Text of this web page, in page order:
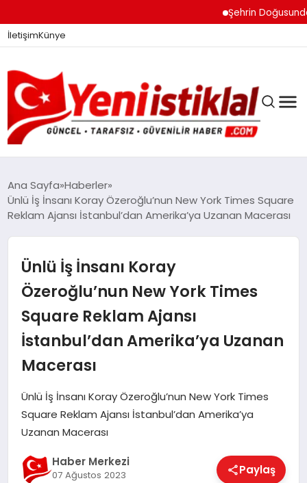
Şehrin Doğusundan
İletişimKünye
GÜNDEM
DÜNYA
EĞITIM
EKONOMI
MAGAZIN
SAĞLIK
Ana Sayfa Haberler
Ünlü İş İnsanı Koray Özeroğlu’nun New York Times Square
Reklam Ajansı İstanbul’dan Amerika’ya Uzanan Macerası
Ünlü İş İnsanı Koray
Özeroğlu’nun New York Times
Square Reklam Ajansı
İstanbul’dan Amerika’ya Uzanan
Macerası
Ünlü İş İnsanı Koray Özeroğlu’nun New York Times
Square Reklam Ajansı İstanbul’dan Amerika’ya
Uzanan Macerası
Haber Merkezi
07 Ağustos 2023 Paylaş